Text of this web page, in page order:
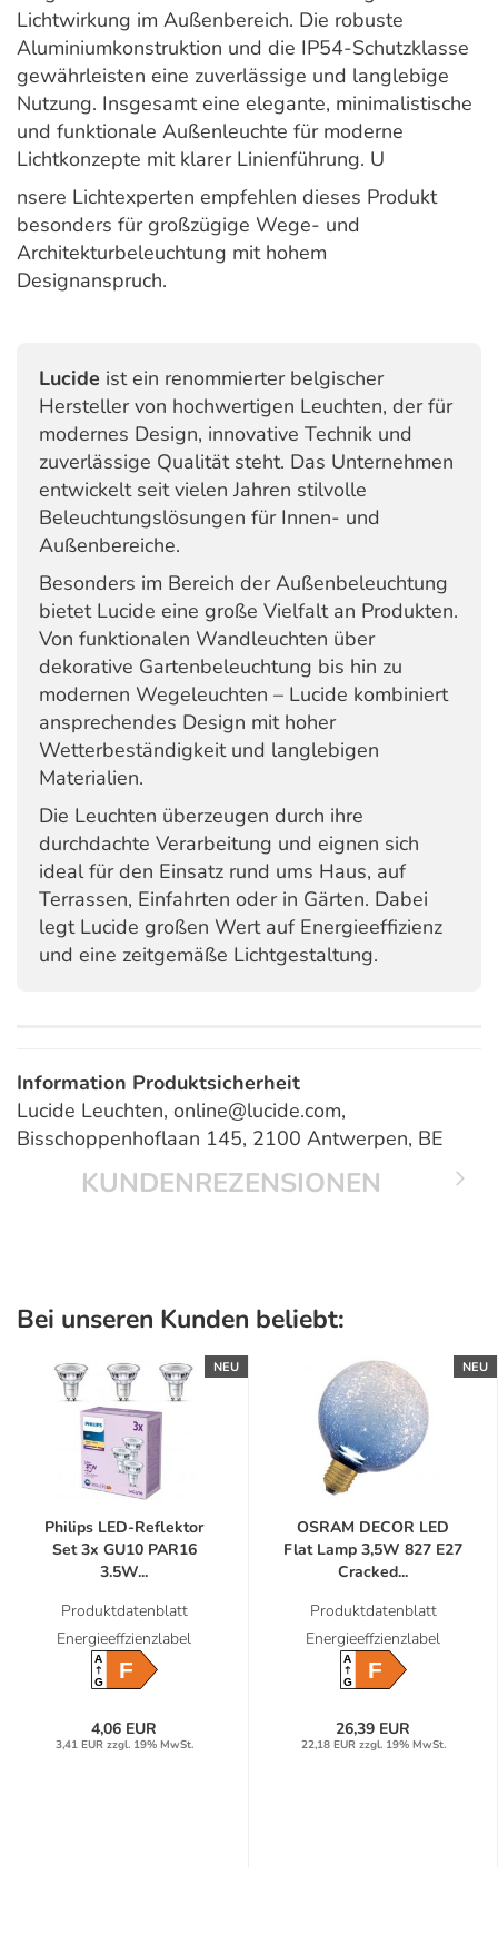
Lichtwirkung im Außenbereich. Die robuste
Aluminiumkonstruktion und die IP54-Schutzklasse
gewährleisten eine zuverlässige und langlebige
Nutzung. Insgesamt eine elegante, minimalistische
und funktionale Außenleuchte für moderne
Lichtkonzepte mit klarer Linienführung. U
nsere Lichtexperten empfehlen dieses Produkt
besonders für großzügige Wege- und
Architekturbeleuchtung mit hohem
Designanspruch.
Lucide ist ein renommierter belgischer
Hersteller von hochwertigen Leuchten, der für
modernes Design, innovative Technik und
zuverlässige Qualität steht. Das Unternehmen
entwickelt seit vielen Jahren stilvolle
Beleuchtungslösungen für Innen- und
Außenbereiche.
Besonders im Bereich der Außenbeleuchtung
bietet Lucide eine große Vielfalt an Produkten.
Von funktionalen Wandleuchten über
dekorative Gartenbeleuchtung bis hin zu
modernen Wegeleuchten – Lucide kombiniert
ansprechendes Design mit hoher
Wetterbeständigkeit und langlebigen
Materialien.
Die Leuchten überzeugen durch ihre
durchdachte Verarbeitung und eignen sich
ideal für den Einsatz rund ums Haus, auf
Terrassen, Einfahrten oder in Gärten. Dabei
legt Lucide großen Wert auf Energieeffizienz
und eine zeitgemäße Lichtgestaltung.
Information Produktsicherheit
Lucide Leuchten, online@lucide.com,
Bisschoppenhoflaan 145, 2100 Antwerpen, BE
KUNDENREZENSIONEN
Bei unseren Kunden beliebt:
NEU
Philips LED-Reflektor
Set 3x GU10 PAR16
3.5W...
Produktdatenblatt
Energieeffzienzlabel
A
GF
4,06 EUR
3,41 EUR zzgl. 19% MwSt.
NEU
OSRAM DECOR LED
Flat Lamp 3,5W 827 E27
Cracked...
Produktdatenblatt
Energieeffzienzlabel
A
GF
26,39 EUR
22,18 EUR zzgl. 19% MwSt.